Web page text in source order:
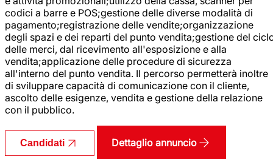
codici a barre e POS;gestione delle diverse modalità di
pagamento;registrazione delle vendite;organizzazione
degli spazi e dei reparti del punto vendita;gestione del
delle merci, dal ricevimento all'esposizione e alla
vendita;applicazione delle procedure di sicurezza
all'interno del punto vendita. Il percorso permetterà inoltre
di sviluppare capacità di comunicazione con il cliente,
ascolto delle esigenze, vendita e gestione della relazione
con il pubblico.
Candidati Dettaglio annuncio